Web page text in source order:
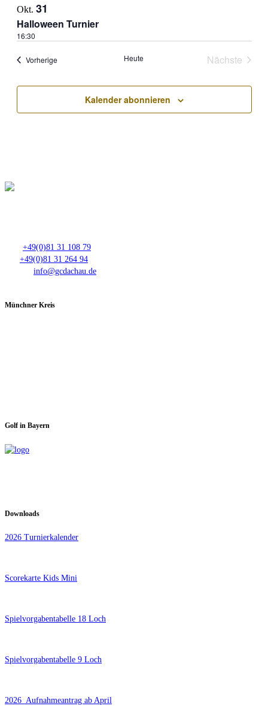
Okt. 31
Halloween Turnier
16:30
VorherigeVeranstaltungen Heute
Nächste
Kalender abonnieren
+49(0)81 31 108 79
+49(0)81 31 264 94
info@gcdachau.de
Münchner Kreis
Golf in Bayern
Downloads
2026 Turnierkalender
Scorekarte Kids Mini
Spielvorgabentabelle 18 Loch
Spielvorgabentabelle 9 Loch
2026_Aufnahmeantrag ab April